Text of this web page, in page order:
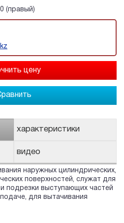
(правый)
характеристики
видео
наружных цилиндрических,
поверхностей, служат для
подрезки выступающих частей
для вытачивания